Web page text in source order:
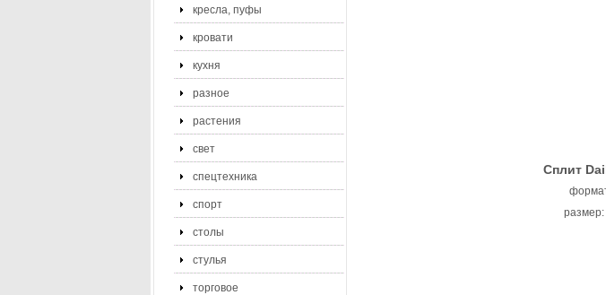
кресла, пуфы
кровати
кухня
разное
растения
свет
спецтехника
спорт
столы
стулья
торговое
Сплит